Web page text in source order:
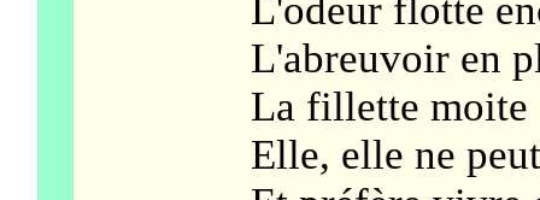
L'odeur flotte
L'abreuvoir en
La fillette moite s'y
Elle, elle ne peut